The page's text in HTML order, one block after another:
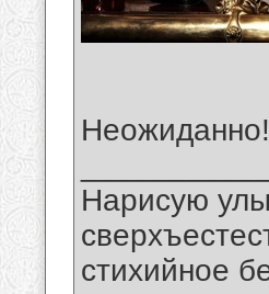
Нарисую
стихийное